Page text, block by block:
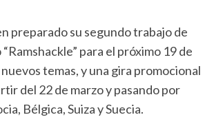
preparado su segundo trabajo de
para el próximo 19 de
temas, y una gira promocional
del 22 de marzo y pasando por
Bélgica, Suiza y Suecia.